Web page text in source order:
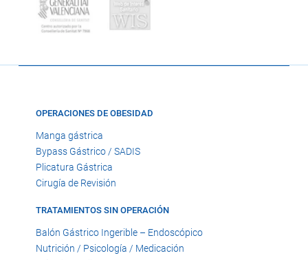
OPERACIONES DE OBESIDAD
Manga gástrica
Bypass Gástrico / SADIS
Plicatura Gástrica
Cirugía de Revisión
TRATAMIENTOS SIN OPERACIÓN
Balón Gástrico Ingerible – Endoscópico
Nutrición / Psicología / Medicación